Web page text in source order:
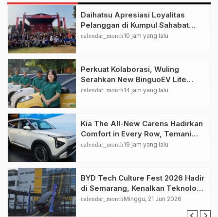
Daihatsu Apresiasi Loyalitas
Pelanggan di Kumpul Sahabat
Depok
calendar_month10 jam yang lalu
Perkuat Kolaborasi, Wuling
Serahkan New BinguoEV Lite
untuk GrabRentals
calendar_month14 jam yang lalu
Kia The All-New Carens Hadirkan
Comfort in Every Row, Temani
Perjalanan Keluarga Lebih
calendar_month19 jam yang lalu
BYD Tech Culture Fest 2026 Hadir
di Semarang, Kenalkan Teknologi
EV dan Dual Mode ke Masyarakat
calendar_monthMinggu, 21 Jun 2026